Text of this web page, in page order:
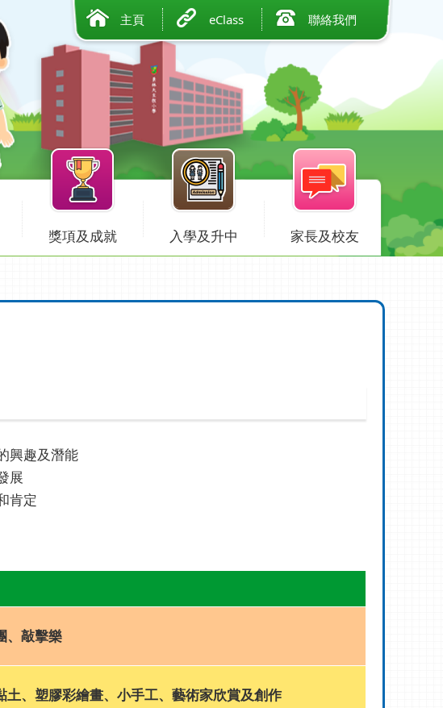
主頁 eClass 聯絡我們
獎項及成就 入學及升中 家長及校友
興趣及潛能
展
肯定
、敲擊樂
土、塑膠彩繪畫、小手工、藝術家欣賞及創作